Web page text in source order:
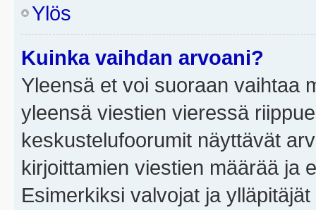
Ylös
Kuinka vaihdan arvoani?
Yleensä et voi suoraan vaihtaa
yleensä viestien vieressä
keskustelufoorumit näyttävät
kirjoittamien viestien määrää ja
Esimerkiksi valvojat ja